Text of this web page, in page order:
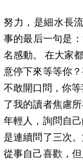
努力，是細水長
事的最后一句是
名感動。 在大家
意停下來等等你
不敢開口問，你
了我的讀者焦慮
年輕人，詢問自
是連續問了三次
從事自己喜歡，